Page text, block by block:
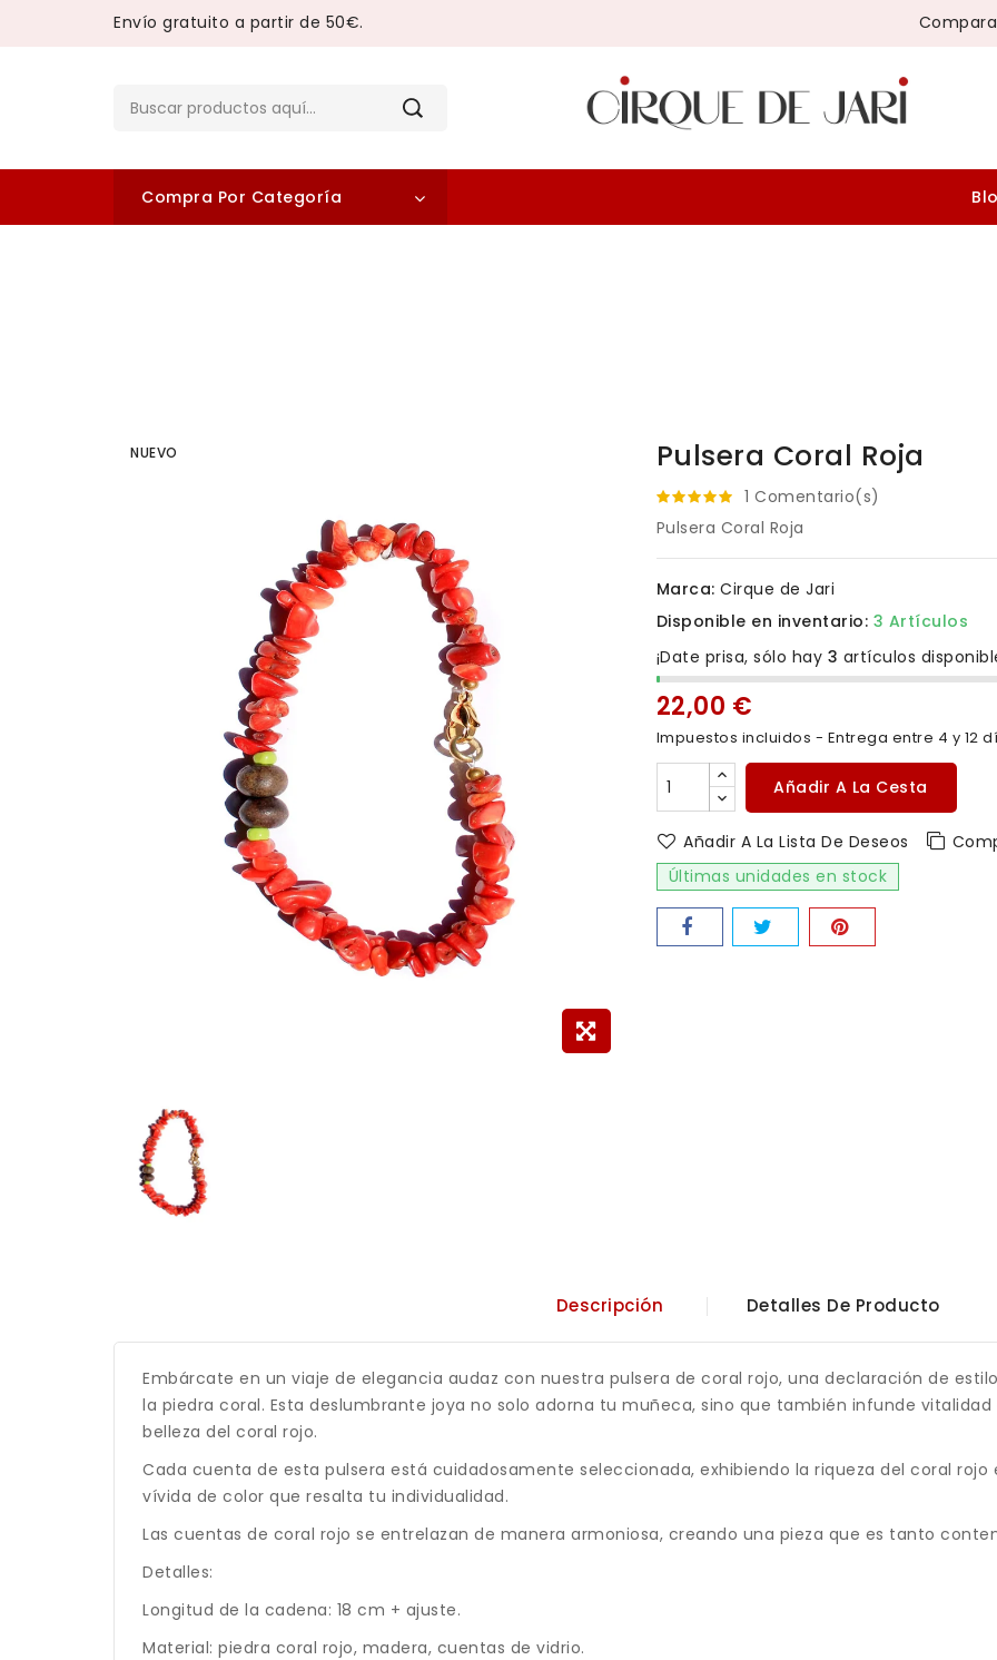
Envío gratuito a partir de 50€.
Compra Por Categoría
NUEVO Pulsera Coral Roja
1 Comentario(s)
Pulsera Coral Roja
Marca: Cirque de Jari
Disponible en inventario: 3 Artículos
¡Date prisa, sólo hay 3 artículos
22,00 €
Impuestos incluidos - Entrega entre 4 y 12
Añadir A La Cesta
Añadir A La Lista De Deseos
Últimas unidades en stock
Descripción Detalles De Producto
Embárcate en un viaje de elegancia audaz con nuestra pulsera de coral rojo, una declaración de
la piedra coral. Esta deslumbrante joya no solo adorna tu muñeca, sino que también infunde
belleza del coral rojo.
Cada cuenta de esta pulsera está cuidadosamente seleccionada, exhibiendo la riqueza del coral
vívida de color que resalta tu individualidad.
Las cuentas de coral rojo se entrelazan de manera armoniosa, creando una pieza que es tanto
Detalles:
Longitud de la cadena: 18 cm + ajuste.
Material: piedra coral rojo, madera, cuentas de vidrio.